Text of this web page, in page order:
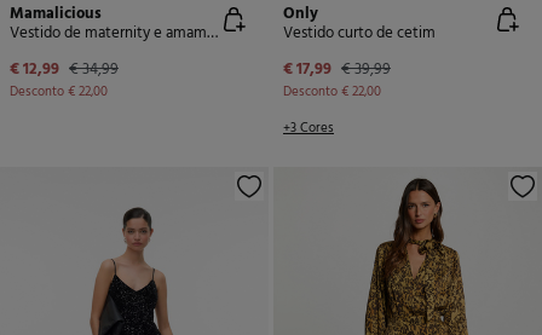
Mamalicious
Vestido de maternity e amamentação de manga comprida
€ 12,99 € 34,99
Desconto€ 22,00
Only
Vestido curto de cetim
€ 17,99 € 39,99
Desconto€ 22,00
+3 Cores